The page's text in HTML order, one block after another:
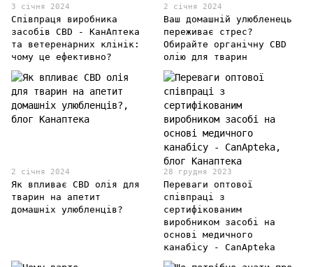
3 січня 2024
Співпраця виробника
засобів CBD - КанАптека
та ветеренарних клінік:
чому це ефективно?
2 січня 2024
Ваш домашній улюбленець
переживає стрес?
Обирайте органічну CBD
олію для тварин
2 січня 2024
Як впливає CBD олія для
тварин на апетит
домашніх улюбленців?
28 грудня 2023
Переваги оптової
співпраці з
сертифікованим
виробником засобі на
основі медичного
канабісу - CаnApteka